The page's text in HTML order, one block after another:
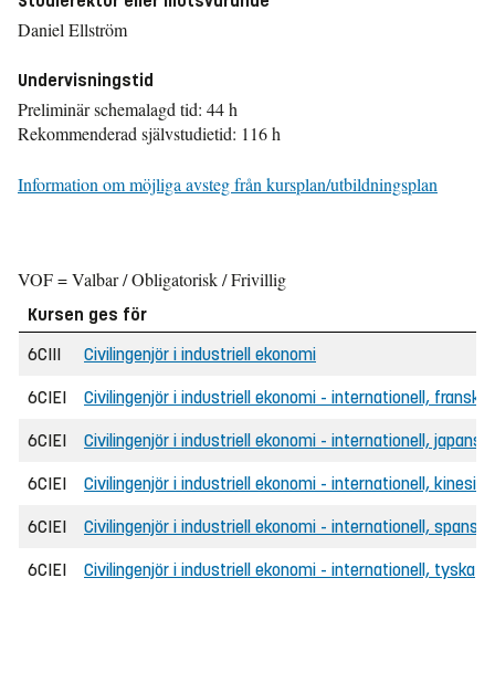
Daniel Ellström
Undervisningstid
Preliminär schemalagd tid: 44 h
Rekommenderad självstudietid: 116 h
Information om möjliga avsteg från kursplan/utbildningsplan
VOF = Valbar / Obligatorisk / Frivillig
Kursen ges för
6CIII
Civilingenjör i industriell ekonomi
6CIEI Civilingenjör i industriell ekonomi - internationell, franska
6CIEI Civilingenjör i industriell ekonomi - internationell,
6CIEI Civilingenjör i industriell ekonomi - internationell,
6CIEI Civilingenjör i industriell ekonomi - internationell, spanska
6CIEI Civilingenjör i industriell ekonomi - internationell, tyska